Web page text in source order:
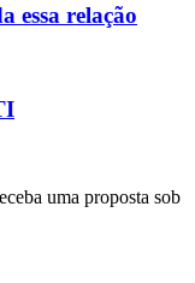
essa relação
uma proposta sob